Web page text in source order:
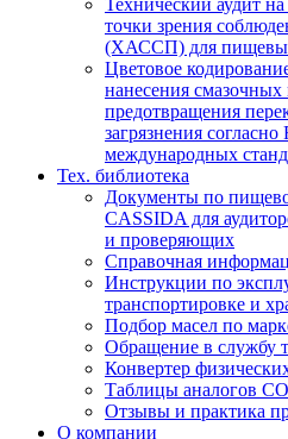
Технический аудит
точки зрения
(ХАССП) для
Цветовое
нанесения
предотвращения
загрязнения
международных
Тех. библиотека
Документы по
CASSIDA для
и проверяющих
Справочная
Инструкции по
транспортировке и
Подбор масел по
Обращение в службу
Конвертер
Таблицы аналогов
Отзывы и практика
О компании